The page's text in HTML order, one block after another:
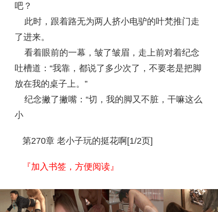
吧？
此时，跟着路无为两人挤小电驴的叶梵推门走
了进来。
看着眼前的一幕，皱了皱眉，走上前对着纪念
吐槽道：“我靠，都说了多少次了，不要老是把脚
放在我的桌子上。”
纪念撇了撇嘴：“切，我的脚又不脏，干嘛这么
小
第270章 老小子玩的挺花啊[1/2页]
『加入书签，方便阅读』